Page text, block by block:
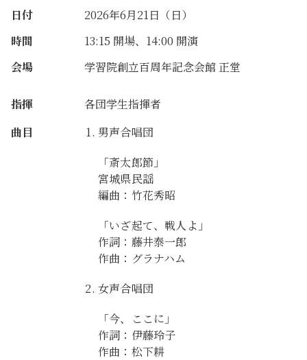
日付
2026年6月21日（日）
時間
13:15 開場、14:00 開演
会場
学習院創立百周年記念会館 正堂
指揮
各団学生指揮者
曲目
男声合唱団
「斎太郎節」
宮城県民謡
編曲：竹花秀昭
「いざ起て、戦人よ」
作詞：藤井泰一郎
作曲：グラナハム
女声合唱団
「今、ここに」
作詞：伊藤玲子
作曲：松下耕